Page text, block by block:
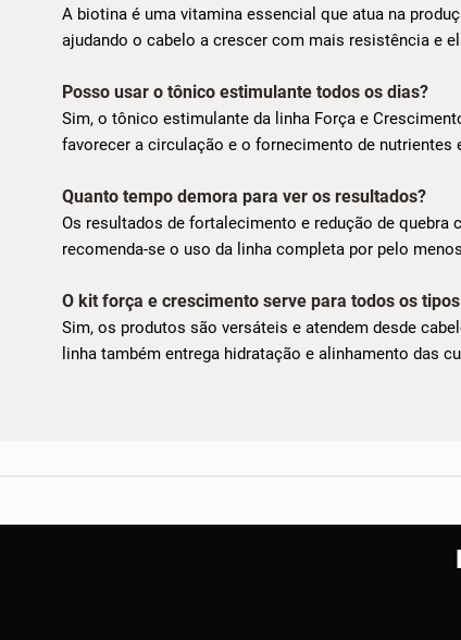
A biotina é uma vitamina essencial que atua na
ajudando o cabelo a crescer com mais resistência e
Posso usar o tônico estimulante todos os dias?
Sim, o tônico estimulante da linha Força e
favorecer a circulação e o fornecimento de
Quanto tempo demora para ver os resultados?
Os resultados de fortalecimento e redução de
recomenda-se o uso da linha completa por pelo
O kit força e crescimento serve para todos os
Sim, os produtos são versáteis e atendem desde
linha também entrega hidratação e alinhamento das